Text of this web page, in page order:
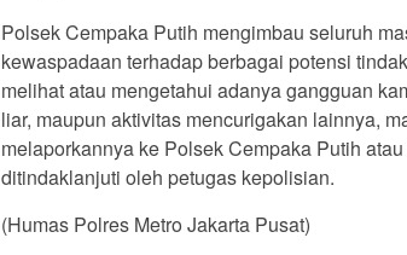
Polsek Cempaka Putih mengimbau seluruh
kewaspadaan terhadap berbagai potensi
melihat atau mengetahui adanya gangguan
liar, maupun aktivitas mencurigakan lainnya,
melaporkannya ke Polsek Cempaka Putih
ditindaklanjuti oleh petugas kepolisian.
(Humas Polres Metro Jakarta Pusat)